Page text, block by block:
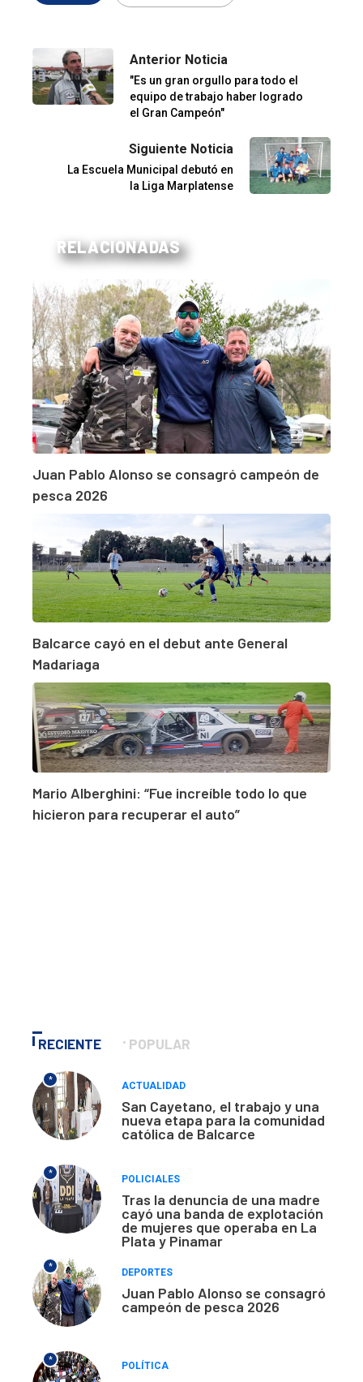
Anterior Noticia
"Es un gran orgullo para todo el
equipo de trabajo haber logrado
el Gran Campeón"
Siguiente Noticia
La Escuela Municipal debutó en
la Liga Marplatense
RELACIONADAS
Juan Pablo Alonso se consagró campeón de
pesca 2026
Balcarce cayó en el debut ante General
Madariaga
Mario Alberghini: “Fue increíble todo lo que
hicieron para recuperar el auto”
RECIENTE POPULAR
*
ACTUALIDAD
San Cayetano, el trabajo y una
nueva etapa para la comunidad
católica de Balcarce
*
POLICIALES
Tras la denuncia de una madre
cayó una banda de explotación
de mujeres que operaba en La
Plata y Pinamar
*
DEPORTES
Juan Pablo Alonso se consagró
campeón de pesca 2026
*
POLÍTICA